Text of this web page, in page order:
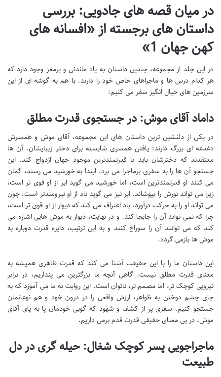
در میان قصه های جادویی: بررسی
داستان های برجسته از «افسانه های
کهن جهان 1»
در این جلد از مجموعه، چندین داستان به یاد ماندنی و پرمغز وجود دارد که
هر کدام درس ها و ماجراهای خاص خود را دارند. با هم به گوشه ای از این
سرزمین های خیال انگیز سفر می کنیم:
داماد آقای موش: در جستجوی قدرت مطلق
در یکی از دلنشین ترین داستان های این مجموعه، آقای موش و همسرش
دغدغه ای بزرگ دارند: یافتن همسری شایسته برای دختر زیبایشان. آن ها
معتقدند که دخترشان باید با قدرتمندترین موجود جهان ازدواج کند. این
جستجو آن ها را به سفری پرماجرا می برد. ابتدا به خورشید می رسند، گمان
می کنند او قدرتمندترین است، اما خورشید می گوید ابر از او قوی تر است،
زیرا می تواند نورش را بپوشاند. ابر نیز می گوید باد از او نیرومندتر است، چون
می تواند او را به حرکت درآورد. باد اعتراف می کند که دیوار از او قوی تر است،
چرا که نمی تواند آن را جابجا کند. و در نهایت، دیوار به موش هایی اشاره می
کند که می توانند آن را سوراخ کنند و به این ترتیب، دایره قدرت دوباره به
موش ها بازمی گردد.
این داستان ما را با این حقیقت آشنا می کند که قدرت ظاهری همیشه به
معنای قدرت مطلق نیست. گاهی آنچه ما بزرگترین می پنداریم، در برابر
نیرویی کوچک تر، اما مصمم تر، ناتوان است. این روایت به ما می آموزد که به
جای چشم دوختن به ظواهر، ارزش واقعی را در درون خود و هم نوعانمان
جستجو کنیم. سفری پر از کشف و شهود که گویی خودمان پا به پای آقای
موش، در پی معنای حقیقی قدرت قدم برمی داریم.
ماجراجویی پسر کوچک شغال: حیله گری در دل
طبیعت